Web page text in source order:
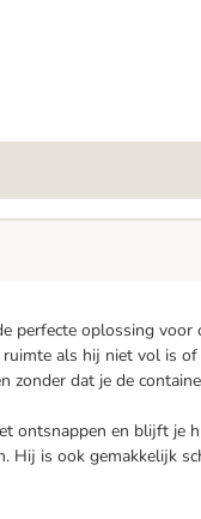
perfecte oplossing
als hij niet vol is
zonder dat je de
ontsnappen en blijft je
is ook gemakkelijk